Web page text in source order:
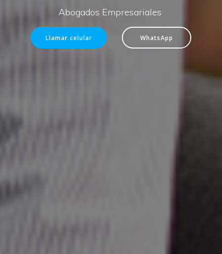
Abogados Empresariales
Llamar celular WhatsApp